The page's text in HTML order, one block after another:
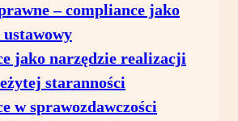
– compliance jako
jako narzędzie realizacji
staranności
w sprawozdawczości